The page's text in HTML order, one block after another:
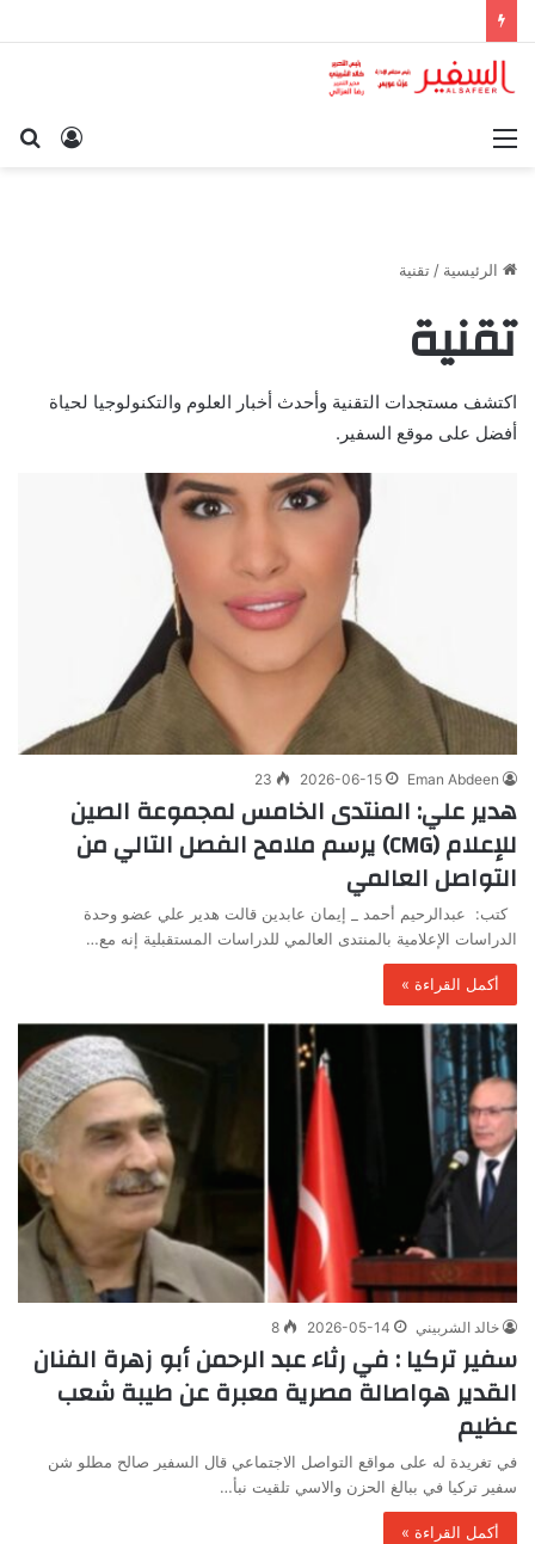
تسجيل
الرئيسية / تقنية
تقنية
اكتشف مستجدات التقنية وأحدث أخبار العلوم والتكنولوجيا لحياة
أفضل على موقع السفير.
Eman Abdeen
2026-06-15
23
هدير علي: المنتدى الخامس لمجموعة الصين
للإعلام (CMG) يرسم ملامح الفصل التالي من
التواصل العالمي
كتب: عبدالرحيم أحمد _ إيمان عابدين قالت هدير علي عضو وحدة
الدراسات الإعلامية بالمنتدى العالمي للدراسات المستقبلية إنه مع…
أكمل القراءة »
خالد الشربيني 2026-05-14
8
سفير تركيا : في رثاء عبد الرحمن أبو زهرة الفنان
القدير هواصالة مصرية معبرة عن طيبة شعب
عظيم
في تغريدة له على مواقع التواصل الاجتماعي قال السفير صالح مطلو شن
سفير تركيا في ببالغ الحزن والاسي تلقيت نبأ…
أكمل القراءة »